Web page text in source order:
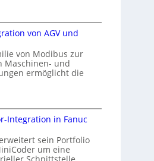
von AGV und
von Modibus zur
Maschinen- und
ermöglicht die
Integration in Fanuc
sein Portfolio
um eine